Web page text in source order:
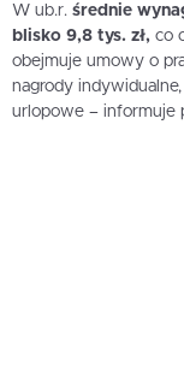
W ub.r. średnie
blisko 9,8 tys. zł, co
obejmuje umowy o
nagrody
urlopowe – informuje